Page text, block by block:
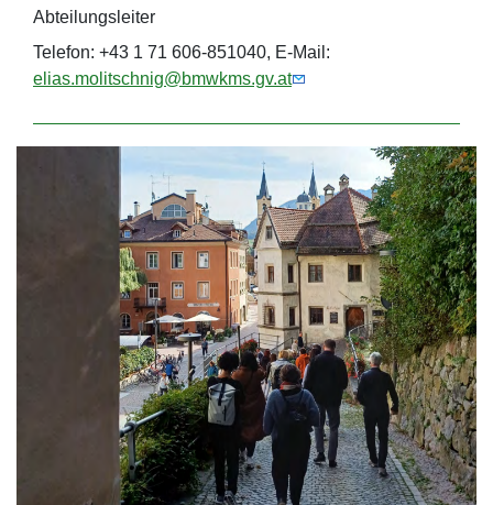
Abteilungsleiter
Telefon: +43 1 71 606-851040, E-Mail:
elias.molitschnig@bmwkms.gv.at